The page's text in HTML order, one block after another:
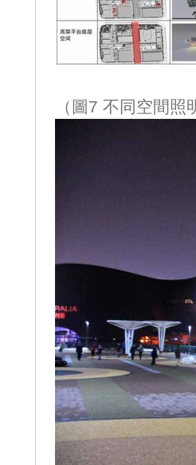
（圖7 不同空間